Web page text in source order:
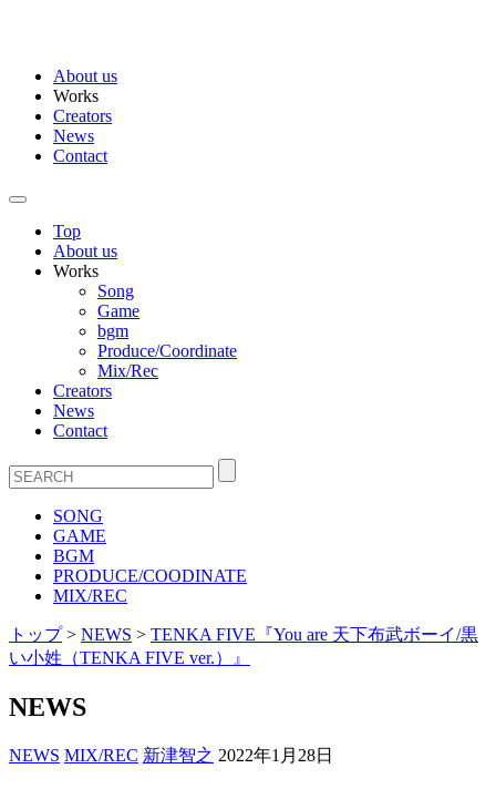
About us
Works
Creators
News
Contact
Top
About us
Works
Song
Game
bgm
Produce/Coordinate
Mix/Rec
Creators
News
Contact
SONG
GAME
BGM
PRODUCE/COODINATE
MIX/REC
トップ> NEWS > TENKA FIVE『You are 天下布武ボーイ/黒
い小姓（TENKA FIVE ver.）』
NEWS
NEWS MIX/REC 新津智之 2022年1月28日